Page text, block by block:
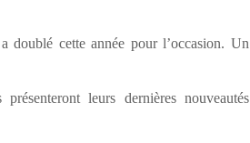
doublé cette année pour l’occasion. Un
leurs dernières nouveautés